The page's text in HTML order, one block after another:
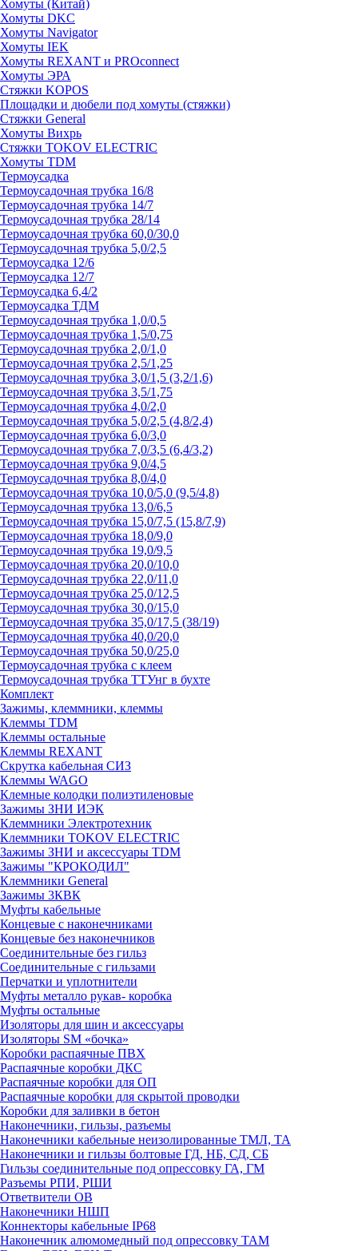
Хомуты (Китай)
Хомуты DKC
Хомуты Navigator
Хомуты IEK
Хомуты REXANT и PROconnect
Хомуты ЭРА
Стяжки KOPOS
Площадки и дюбели под хомуты (стяжки)
Стяжки General
Хомуты Вихрь
Стяжки TOKOV ELECTRIC
Хомуты TDM
Термоусадка
Термоусадочная трубка 16/8
Термоусадочная трубка 14/7
Термоусадочная трубка 28/14
Термоусадочная трубка 60,0/30,0
Термоусадочная трубка 5,0/2,5
Термоусадка 12/6
Термоусадка 12/7
Термоусадка 6,4/2
Термоусадка ТДМ
Термоусадочная трубка 1,0/0,5
Термоусадочная трубка 1,5/0,75
Термоусадочная трубка 2,0/1,0
Термоусадочная трубка 2,5/1,25
Термоусадочная трубка 3,0/1,5 (3,2/1,6)
Термоусадочная трубка 3,5/1,75
Термоусадочная трубка 4,0/2,0
Термоусадочная трубка 5,0/2,5 (4,8/2,4)
Термоусадочная трубка 6,0/3,0
Термоусадочная трубка 7,0/3,5 (6,4/3,2)
Термоусадочная трубка 9,0/4,5
Термоусадочная трубка 8,0/4,0
Термоусадочная трубка 10,0/5,0 (9,5/4,8)
Термоусадочная трубка 13,0/6,5
Термоусадочная трубка 15,0/7,5 (15,8/7,9)
Термоусадочная трубка 18,0/9,0
Термоусадочная трубка 19,0/9,5
Термоусадочная трубка 20,0/10,0
Термоусадочная трубка 22,0/11,0
Термоусадочная трубка 25,0/12,5
Термоусадочная трубка 30,0/15,0
Термоусадочная трубка 35,0/17,5 (38/19)
Термоусадочная трубка 40,0/20,0
Термоусадочная трубка 50,0/25,0
Термоусадочная трубка с клеем
Термоусадочная трубка ТТУнг в бухте
Комплект
Зажимы, клеммники, клеммы
Клеммы TDM
Клеммы остальные
Клеммы REXANT
Скрутка кабельная СИЗ
Клеммы WAGO
Клемные колодки полиэтиленовые
Зажимы ЗНИ ИЭК
Клеммники Электротехник
Клеммники TOKOV ELECTRIC
Зажимы ЗНИ и аксессуары TDM
Зажимы "КРОКОДИЛ"
Клеммники General
Зажимы 3КВК
Муфты кабельные
Концевые с наконечниками
Концевые без наконечников
Соединительные без гильз
Соединительные с гильзами
Перчатки и уплотнители
Муфты металло рукав- коробка
Муфты остальные
Изоляторы для шин и аксессуары
Изоляторы SM «бочка»
Коробки распаячные ПВХ
Распаячные коробки ДКС
Распаячные коробки для ОП
Распаячные коробки для скрытой проводки
Коробки для заливки в бетон
Наконечники, гильзы, разъемы
Наконечники кабельные неизолированные ТМЛ, ТА
Наконечники и гильзы болтовые ГД, НБ, СД, СБ
Гильзы соединительные под опрессовку ГА, ГМ
Разъемы РПИ, РШИ
Ответвители ОВ
Наконечники НШП
Коннекторы кабельные IP68
Наконечник алюмомедный под опрессовку ТАМ